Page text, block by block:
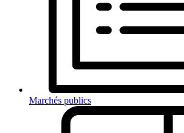
Marchés publics